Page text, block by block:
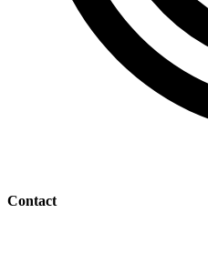
Contact